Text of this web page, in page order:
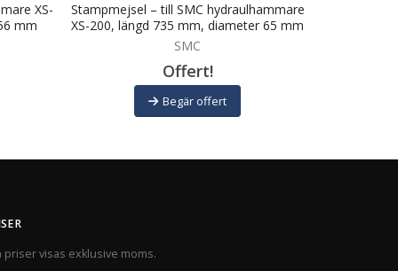
XS-
mm
Stampmejsel – till SMC hydraulhammare
XS-200, längd 735 mm, diameter 65 mm
SMC
Offert!
Begär offert
priser visas exklusive moms.